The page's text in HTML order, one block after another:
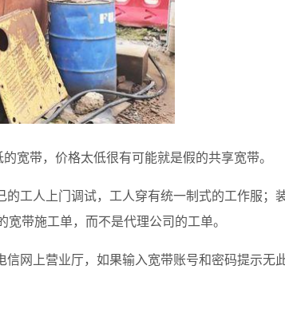
宽带，价格太低很有可能就是假的共享宽带。
工人上门调试，工人穿有统一制式的工作服；
带施工单，而不是代理公司的工单。
网上营业厅，如果输入宽带账号和密码提示无